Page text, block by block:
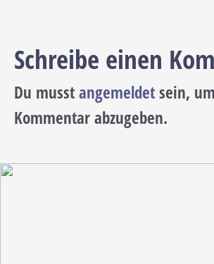
Schreibe einen
Du musstangemeldetsein,
Kommentar abzugeben.